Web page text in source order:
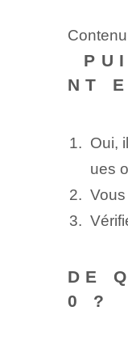
NT
Oui,
ues
DE
0 ?